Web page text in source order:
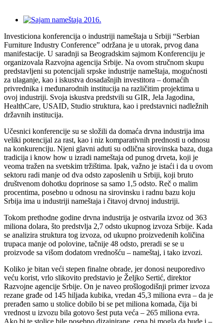
View
Image
Investiciona konferencija o industriji nameštaja u Srbiji “Serbian
Furniture Industry Conference” održana je u utorak, prvog dana
manifestacije. U saradnji sa Beogradskim sajmom Konferenciju je
organizovala Razvojna agencija Srbije. Na ovom stručnom skupu
predstavljeni su potencijali srpske industrije nameštaja, mogućnosti
za ulaganje, kao i iskustva dosadašnjih investitora – domaćih
privrednika i međunarodnih institucija na različitim projektima u
ovoj industriji. Svoja iskustva predstvili su GIR, Jela Jagodina,
HealthCare, USAID, Studio struktura, kao i predstavnici nadležnih
državnih institucija.
Učesnici konferencije su se složili da domaća drvna industrija ima
veliki potencijal za rast, kao i niz komparativnih prednosti u odnosu
na konkurenciju. Njeni glavni aduti su odlična sirovinska baza, duga
tradicija i know how u izradi nameštaja od punog drveta, koji je
veoma tražen na svetskim tržištima. Ipak, važno je istaći i da u ovom
sektoru radi manje od dva odsto zaposlenih u Srbiji, koji bruto
društvenom dohotku doprinose sa samo 1,5 odsto. Reč o malim
procentima, posebno u odnosu na sirovinsku i radnu bazu koju
Srbija ima u industriji nameštaja i čitavoj drvnoj industriji.
Tokom prethodne godine drvna industrija je ostvarila izvoz od 363
miliona dolara, što predstvlja 2,7 odsto ukupnog izvoza Srbije. Kada
se analizira struktura tog izvoza, od ukupno proizvedenih količina
trupaca manje od polovine, tačnije 48 odsto, preradi se se u
proizvode sa višom dodatom vrednošću – nameštaj, i tako izvozi.
Koliko je bitan veći stepen finalne obrade, jer donosi neuporedivo
veću korist, vrlo slikovito predstavio je Željko Sertić, direktor
Razvojne agencije Srbije. On je naveo prošlogodišnji primer izvoza
rezane građe od 145 hiljada kubika, vredan 45,3 miliona evra – da je
prerađen samo u stolice dobilo bi se pet miliona komada, čija bi
vrednost u izvozu bila gotovo šest puta veća – 265 miliona evra.
Ako bi te stolice bile posebno dizajnirane, cena bi mogla da bude i –